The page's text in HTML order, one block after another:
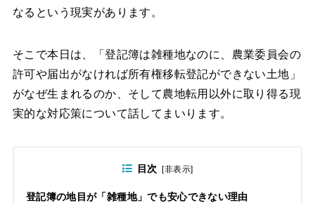
なるという現実があります。
そこで本日は、「登記簿は雑種地なのに、農業委員会の
許可や届出がなければ所有権移転登記ができない土地」
がなぜ生まれるのか、そして農地転用以外に取り得る現
実的な対応策について話してまいります。
目次 非表示]
登記簿の地目が「雑種地」でも安心できない理由